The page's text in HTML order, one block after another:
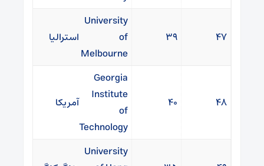
۴۷ ۳۹
University
of
Melbourne
استرالیا
۴۸ ۴۰
Georgia
Institute
of
Technology
آمریکا
University